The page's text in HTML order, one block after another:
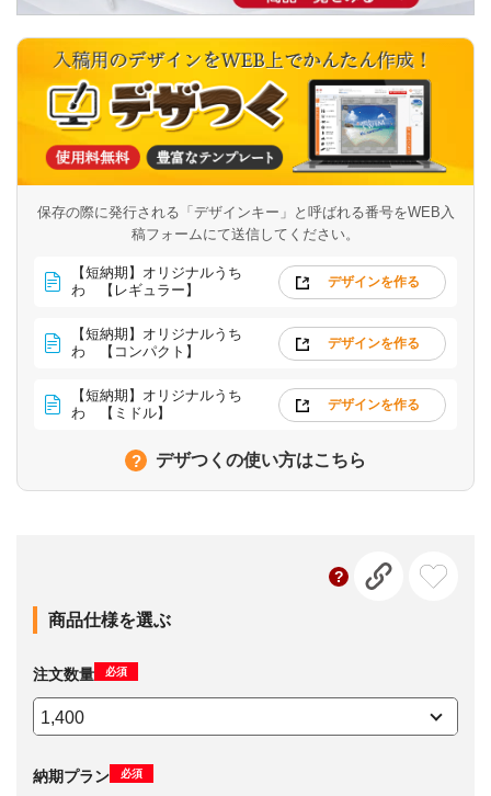
保存の際に発行される「デザインキー」と呼ばれる番号をWEB入
稿フォームにて送信してください。
【短納期】オリジナルうち
わ 【レギュラー】
デザインを作る
【短納期】オリジナルうち
わ 【コンパクト】
デザインを作る
【短納期】オリジナルうち
わ 【ミドル】
デザインを作る
デザつくの使い方はこちら
商品仕様を選ぶ
注文数量 必須
納期プラン 必須